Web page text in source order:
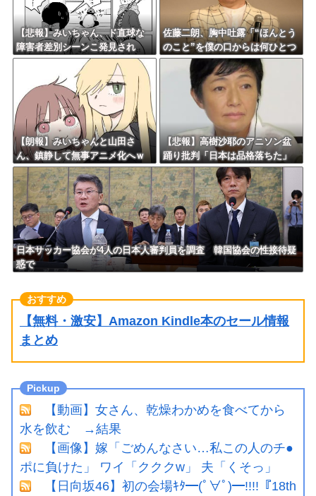
【悲報】みいちゃん、ド直球な
障害者差別シーンこ発見され
る・・・
佐藤二朗、胸中吐露「“ほんとう
のこと”を僕の口からは何ひとつ
言えなくて… 言葉にできぬ悔
しさを日々感じております」
【朗報】みいちゃんと山田さ
ん、鎮静して無事アニメ化へｗ
ｗｗｗｗｗｗｗｗ
【悲報】高樹沙耶のアニソン盆
踊り批判「日本は品格落ちた」
で大論争！過去の大麻発言にも
飛び火…「炎上気味なので」自
ら幕引き図る
日本サッカー協会が4人の日本人審判員を調査 韓国協会の性接待疑
惑で
【無料・激安】Amazon Kindle本のセール情報
まとめ
【動画】女さん、乾燥わかめを食べてから
水を飲む →結果
【画像】嫁「ごめんなさい…私この人のチ●
ポに負けた」 ワイ「クククw」 夫「くそっ」
【日向坂46】初の会場ｷﾀ━(ﾟ∀ﾟ)━!!!!『18th